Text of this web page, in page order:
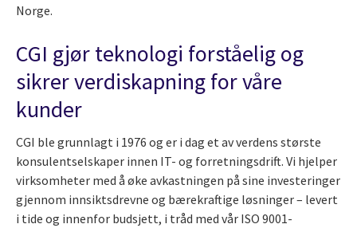
Norge.
CGI gjør teknologi forståelig og
sikrer verdiskapning for våre
kunder
CGI ble grunnlagt i 1976 og er i dag et av verdens største
konsulentselskaper innen IT- og forretningsdrift. Vi hjelper
virksomheter med å øke avkastningen på sine investeringer
gjennom innsiktsdrevne og bærekraftige løsninger – levert
i tide og innenfor budsjett, i tråd med vår ISO 9001-